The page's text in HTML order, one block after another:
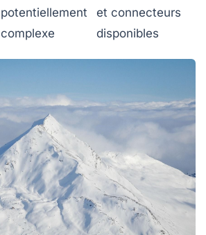
potentiellement
complexe
et connecteurs
disponibles